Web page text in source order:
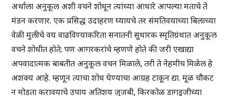
अर्थाला अनुकूल अशी वचने शोधून त्यांच्या आधारे आपल्या मताचे ते
मंडन करणार. एक प्रसिद्ध उदाहरण घ्यायचे तर संमतिवयाच्या बिलाच्या
वेळी मुलीचे वय वाढविण्याकरिता सनातनी सुधारक स्मृतिग्रंथात अनुकूल
वचने शोधीत होते; पण आगरकरांचे म्हणणे होते की जरी एखाद्या
अपवादात्मक बाबतीत अनुकूल वचन मिळाले, तरी ते नेहमीच मिळेल हे
अशक्य आहे. म्हणून त्याचा शोध घेण्याचा आग्रह टाकून द्या. मूळ चौकट
न मोडता करावयाचे उपाय अतिशय जुजबी, किरकोळ डागडुजीच्या